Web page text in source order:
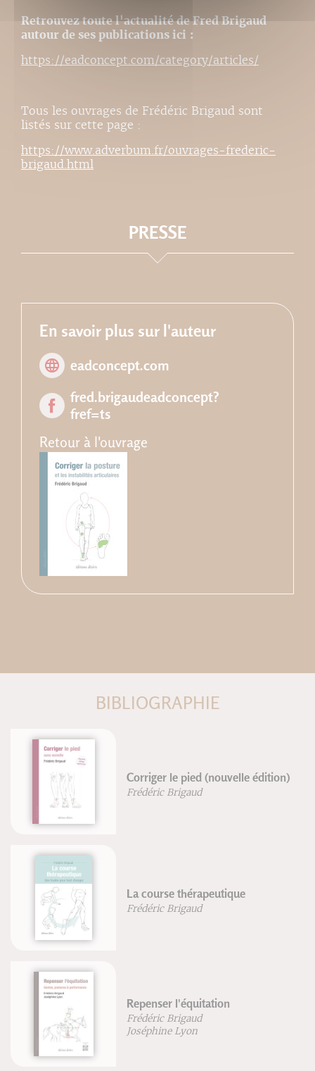
Retrouvez toute l'actualité de Fred Brigaud
autour de ses publications ici :
https://eadconcept.com/category/articles/
Tous les ouvrages de Frédéric Brigaud sont
listés sur cette page :
https://www.adverbum.fr/ouvrages-frederic-
brigaud.html
PRESSE
En savoir plus sur l'auteur
eadconcept.com
fred.brigaudeadconcept?
fref=ts
Retour à l'ouvrage
BIBLIOGRAPHIE
La course à pied
Frédéric Brigaud
La marche & la performance
sportive
Frédéric Brigaud
Guide de la foulée avec prise
d'appui avant-pied - nouvelle
édition
Frédéric Brigaud